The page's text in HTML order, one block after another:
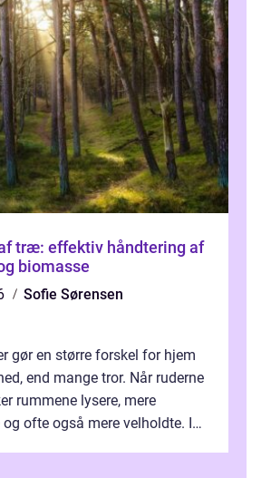
træ: effektiv håndtering af
biomasse
Sofie Sørensen
gør en større forskel for hjem
end mange tror. Når ruderne
rummene lysere, mere
ofte også mere velholdte. I